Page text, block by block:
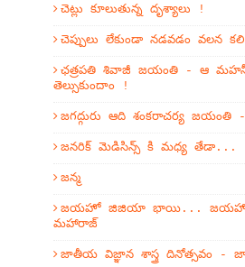
చెట్లు కూలుతున్న దృశ్యాలు !
చెప్పులు లేకుండా నడవడం వలన
ఛత్రపతి శివాజీ జయంతి - ఆ
తెల్సుకుందాం !
జగద్గురు ఆది శంకరాచర్య జయంతి
జనరిక్ మెడిసిన్స్ కి మధ్య తేడా...
జన్మ
జయహో జిజియా భాయి... జయహో
మహారాజ్
జాతీయ విజ్ఞాన శాస్త్ర దినోత్సవం -